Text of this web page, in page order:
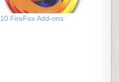
10 FireFox Add-ons